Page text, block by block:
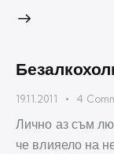
19.11.2011 4
Лично аз съм
че влияело на